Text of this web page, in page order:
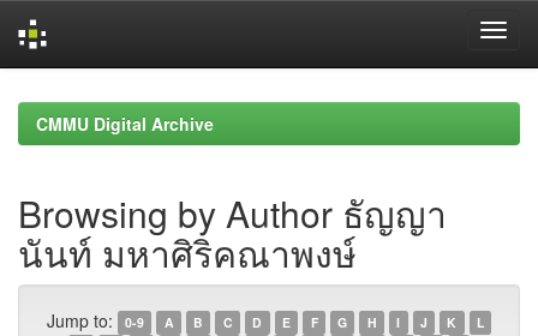
navigationCMMU Digital Archive
Browsing by Author ธัญญา
นันท์ มหาศิริคณาพงษ์
Jump to: 0-9 A B C D E F G H I J K
L